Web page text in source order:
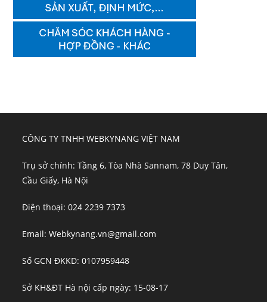
CÔNG TY TNHH WEBKYNANG VIỆT NAM
Trụ sở chính: Tầng 6, Tòa Nhà Sannam, 78 Duy Tân,
Cầu Giấy, Hà Nội
Điện thoại: 024 2239 7373
Email: Webkynang.vn@gmail.com
Số GCN ĐKKD: 0107959448
Sở KH&ĐT Hà nội cấp ngày: 15-08-17